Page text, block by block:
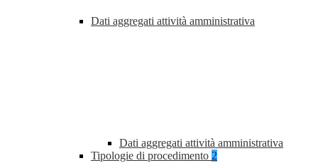
Dati aggregati attività amministrativa
Dati aggregati attività amministrativa
Tipologie di procedimento 2